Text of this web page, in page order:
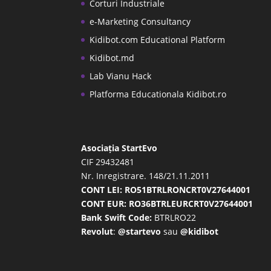
Corturi Industriale
e-Marketing Consultancy
Kidibot.com Educational Platform
Kidibot.md
Lab Vianu Hack
Platforma Educationala Kidibot.ro
Asociația StartEvo
CIF 29432481
Nr. Inregistrare. 148/21.11.2011
CONT LEI: RO51BTRLRONCRT0V27644001
CONT EUR: RO36BTRLEURCRT0V27644001
Bank Swift Code: BTRLRO22
Revolut:@startevo sau@kidibot